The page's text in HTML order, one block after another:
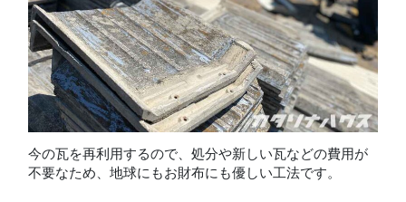
今の瓦を再利用するので、処分や新しい瓦などの費用が
不要なため、地球にもお財布にも優しい工法です。